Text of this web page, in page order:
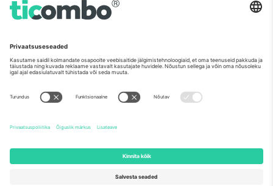
Regus Sofia City West, bul
Totleben 53-55, 1606 Sofia,
UAE Dubai Silicon Oasis, DDP
Mexico
Av Chapultepec 360, Roma
Norte, Cuauhtémoc, 06700
Ciudad de México, CDMX,
sündmusest ja/või domeenist. Detailide jaoks vaata konkreetse
sündmuse lehte, impressumit ja tingimusi.,
2026 Ticombo. Kõik õigused kaitstud.